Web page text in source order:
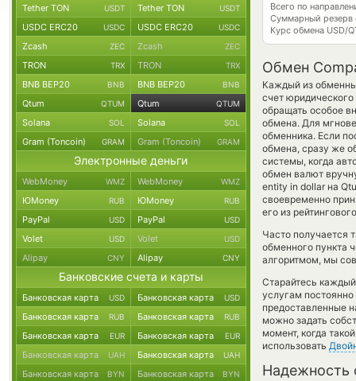
Всего по
Суммарный резерв
Курс обмена USD/
Обмен
Каждый из
счет
обращать особое
обмена. Для
обменника. Если
обмена, сразу же
системы, когда
обмен валют
entity in dollar на
своевременно
его из
Часто получается
обменного пункта
алгоритмом, мы
Старайтесь
услугам
предоставленные
можно задать
момент, когда
использовать
Надежность
Tether TON USDT Tether TON USDT
USDC ERC20 USDC USDC ERC20 USDC
Zcash ZEC Zcash ZEC
TRON TRX TRON TRX
BNB BEP20 BNB BNB BEP20 BNB
Qtum QTUM Qtum QTUM
Solana SOL Solana SOL
Gram (Toncoin) GRAM Gram (Toncoin) GRAM
Электронные деньги
WebMoney WMZ WebMoney WMZ
ЮMoney RUB ЮMoney RUB
PayPal USD PayPal USD
Volet USD Volet USD
Alipay CNY Alipay CNY
Банковские счета и карты
Банковская карта USD Банковская карта USD
Банковская карта RUB Банковская карта RUB
Банковская карта EUR Банковская карта EUR
Банковская карта UAH Банковская карта UAH
Банковская карта BYN Банковская карта BYN